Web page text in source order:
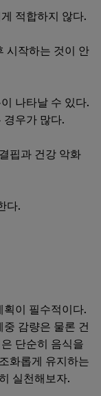
적합하지 않다.
시작하는 것이 안
나타날 수 있다.
경우가 많다.
핍과 건강 악화
다.
이 필수적이다.
감량은 물론 건
단순히 음식을
화롭게 유지하는
실천해보자.